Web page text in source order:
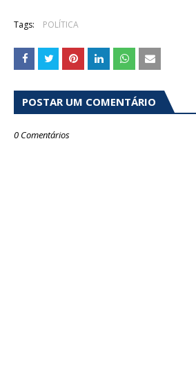
Tags: POLÍTICA
POSTAR UM COMENTÁRIO
0 Comentários